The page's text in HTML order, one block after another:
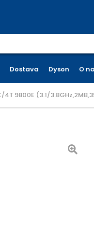
Dostava Dyson O
4T 9800E (3.1/